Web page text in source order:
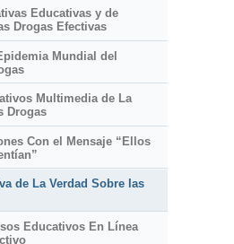
Educativas y de
Drogas Efectivas
Mundial del
Multimedia de La
Drogas
Con el Mensaje “Ellos
de La Verdad Sobre las
Educativos En Línea